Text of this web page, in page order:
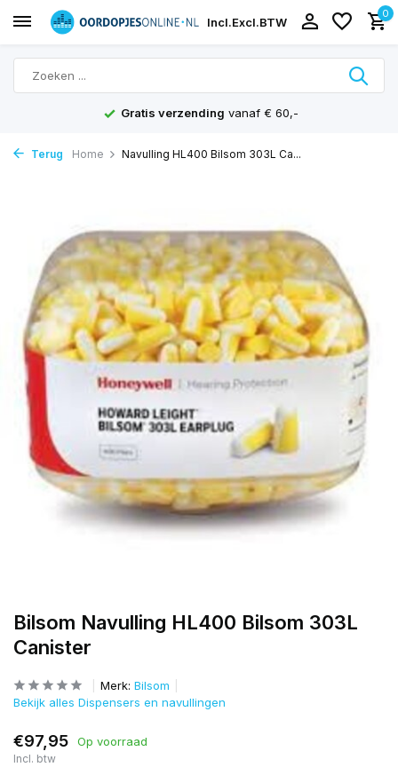
Incl.Excl.BTW
0
Gratis verzending vanaf € 60,-
Terug Home Navulling HL400 Bilsom 303L Ca...
Bilsom Navulling HL400 Bilsom 303L
Canister
Merk: Bilsom
Bekijk alles Dispensers en navullingen
€97,95 Op voorraad
Incl. btw